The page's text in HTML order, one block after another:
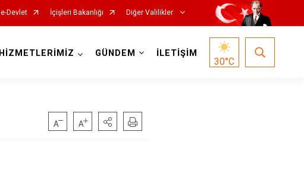
e-Devlet İçişleri Bakanlığı Diğer Valilikler
HİZMETLERİMİZ GÜNDEM İLETİŞİM
30°C